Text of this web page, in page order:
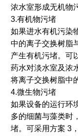
浓水室形成无机物
3.有机物污堵
如果进水有机污染
中的离子交换树脂
产生有机污堵。可
药水对淡水室及浓
将离子交换树脂中
4.微生物污堵
如果设备的运行环
多的细菌与藻类时
堵。可采用方案 3